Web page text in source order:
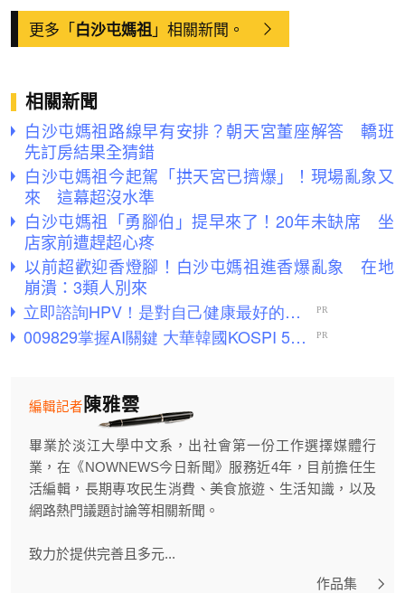
更多「白沙屯媽祖 」相關新聞。
相關新聞
白沙屯媽祖路線早有安排？朝天宮董座解答 轎班
先訂房結果全猜錯
白沙屯媽祖今起駕「拱天宮已擠爆」！現場亂象又
來 這幕超沒水準
白沙屯媽祖「勇腳伯」提早來了！20年未缺席 坐
店家前遭趕超心疼
以前超歡迎香燈腳！白沙屯媽祖進香爆亂象 在地
崩潰：3類人別來
陳雅雲
編輯記者
畢業於淡江大學中文系，出社會第一份工作選擇媒體行
業，在《NOWNEWS今日新聞》服務近4年，目前擔任生
活編輯，長期專攻民生消費、美食旅遊、生活知識，以及
網路熱門議題討論等相關新聞。
致力於提供完善且多元...
作品集